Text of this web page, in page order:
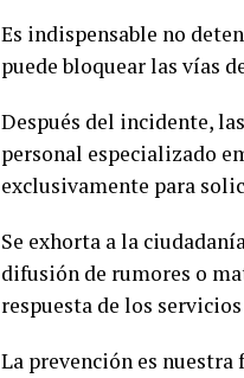
Es indispensable no
puede bloquear las vías
Después del incidente,
personal especializado
exclusivamente para
Se exhorta a la
difusión de rumores o
respuesta de los
La prevención es